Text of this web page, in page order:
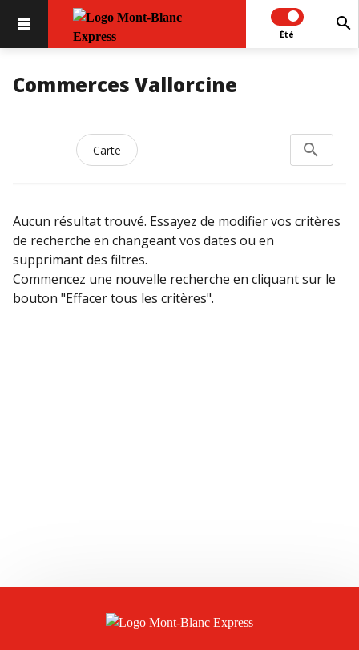
Été
search
Commerces Vallorcine
search
Carte
Aucun résultat trouvé. Essayez de modifier vos critères
de recherche en changeant vos dates ou en
supprimant des filtres.
Commencez une nouvelle recherche en cliquant sur le
bouton "Effacer tous les critères".